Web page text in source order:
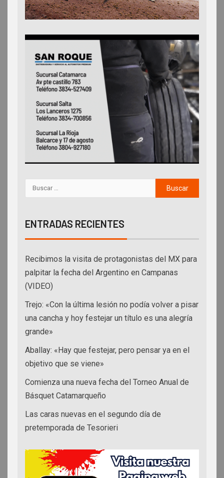
ENTRADAS RECIENTES
Recibimos la visita de protagonistas del MX para
palpitar la fecha del Argentino en Campanas
(VIDEO)
Trejo: «Con la última lesión no podía volver a pisar
una cancha y hoy festejar un título es una alegría
grande»
Aballay: «Hay que festejar, pero pensar ya en el
objetivo que se viene»
Comienza una nueva fecha del Torneo Anual de
Básquet Catamarqueño
Las caras nuevas en el segundo día de
pretemporada de Tesorieri